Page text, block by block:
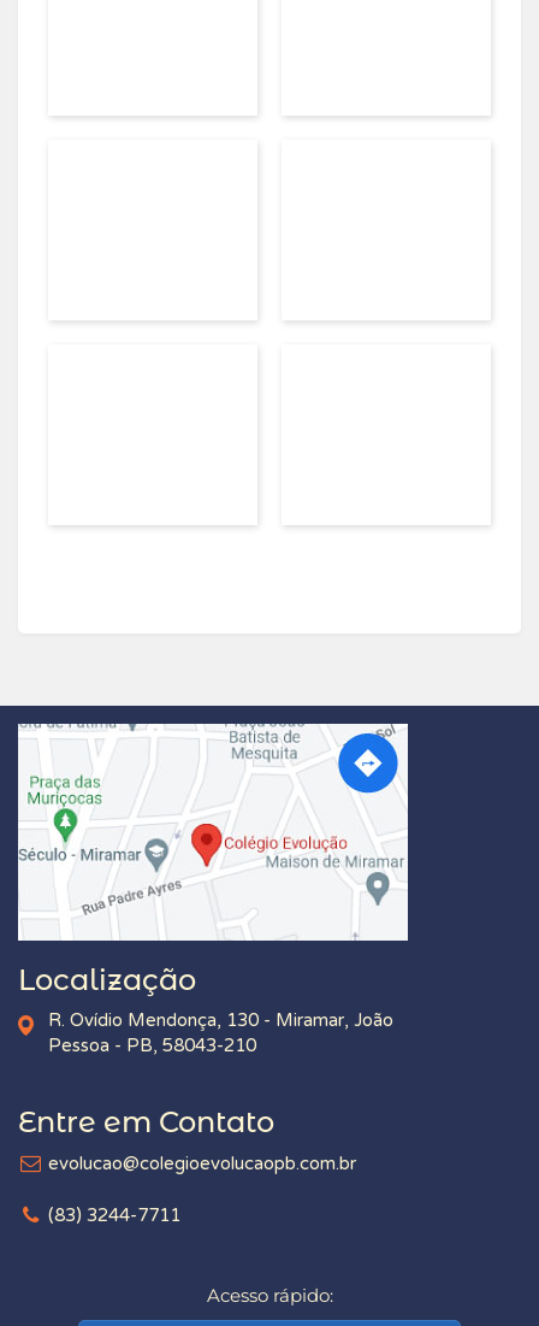
Localização
R. Ovídio Mendonça, 130 - Miramar, João
Pessoa - PB, 58043-210
Entre em Contato
evolucao@colegioevolucaopb.com.br
(83) 3244-7711
Acesso rápido: